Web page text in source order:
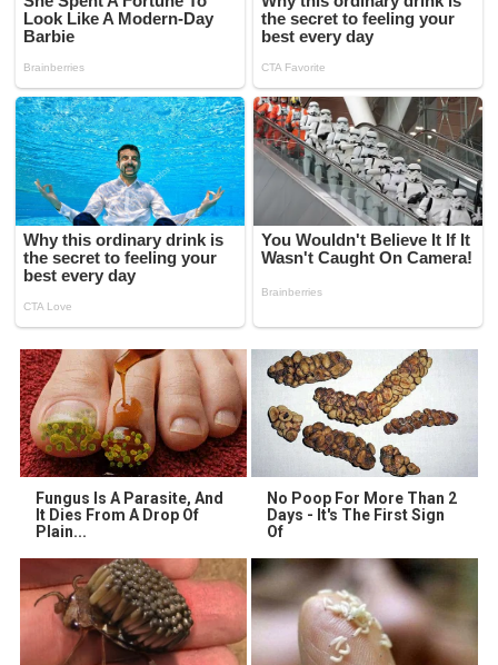
Fungus Is A Parasite, And
It Dies From A Drop Of
Plain...
No Poop For More Than 2
Days - It's The First Sign
Of